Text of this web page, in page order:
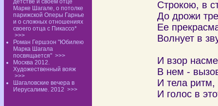
детстве и своём отце
Марке Шагале, о потолке
парижской Оперы Гарнье
и о сложных отношениях
своего отца с Пикассо*
>>>
Роман Гершзон "Юбилею
Марка Шагала
посвящается" >>>
Москва 2012.
Художественный вояж
>>>
Шагаловские вечера в
Иерусалиме. 2012 >>>
Строкою, в
До дрожи
Ее
Волнует в
И взор
В нем -
И тела ритм,
И голос в